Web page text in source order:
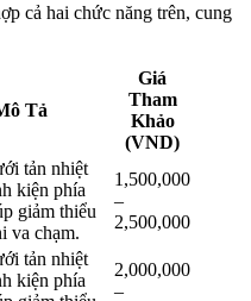
cả hai chức năng trên, cung
Tả
Giá
Tham
Khảo
(VND)
tản nhiệt
kiện phía
giảm thiểu
va chạm.
1,500,000
–
2,500,000
tản nhiệt
kiện phía
2,000,000
–